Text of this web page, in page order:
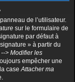
de l’utilisateur.
sur le formulaire de
par défaut à
» à partir du
> Modifier les
empêcher une
caseAttacher ma